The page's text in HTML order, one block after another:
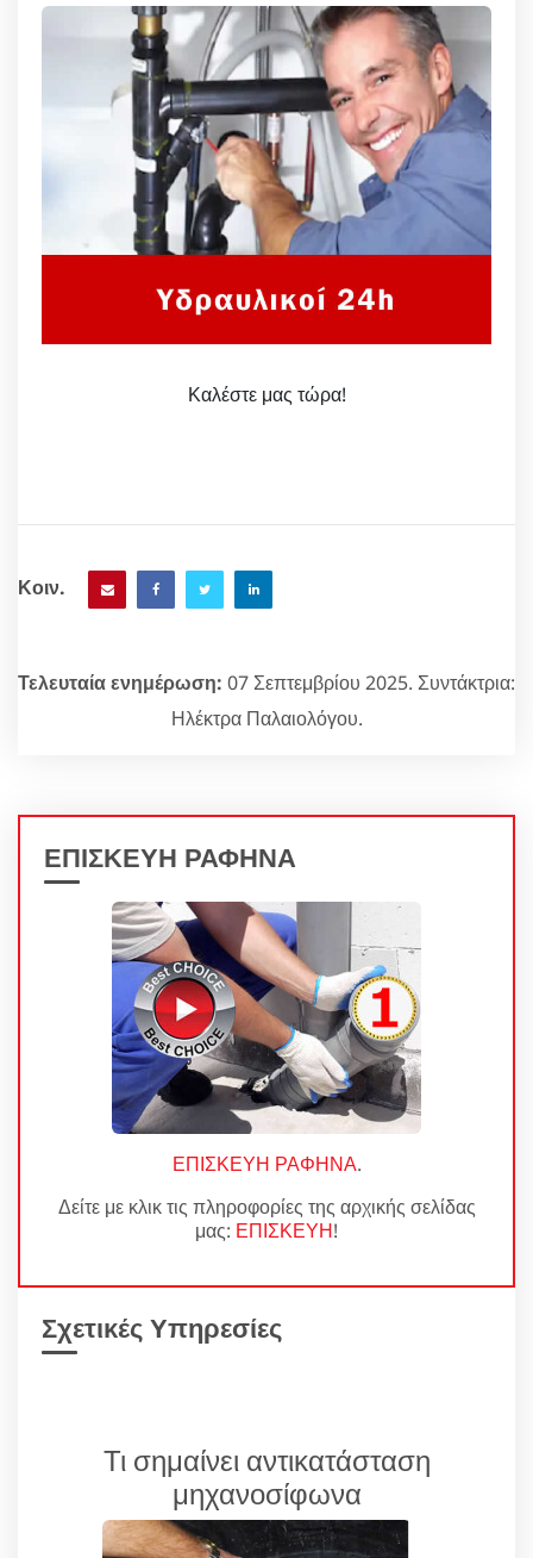
Καλέστε μας τώρα!
Κοιν.
Τελευταία ενημέρωση: 07 Σεπτεμβρίου 2025. Συντάκτρια:
Ηλέκτρα Παλαιολόγου.
ΕΠΙΣΚΕΥΗ ΡΑΦΗΝΑ
ΕΠΙΣΚΕΥΗ ΡΑΦΗΝΑ.
Δείτε με κλικ τις πληροφορίες της αρχικής σελίδας
μας: ΕΠΙΣΚΕΥΗ!
Σχετικές Υπηρεσίες
Τι σημαίνει αντικατάσταση
μηχανοσίφωνα